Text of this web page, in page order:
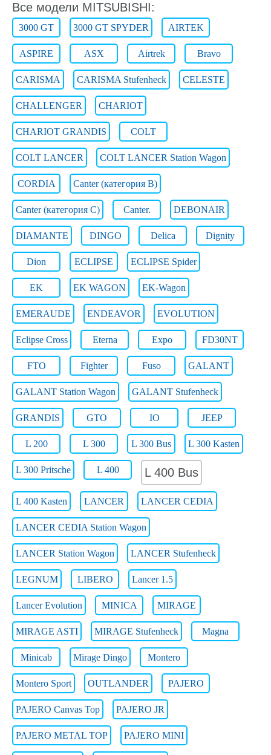
Все модели MITSUBISHI:
3000 GT 3000 GT SPYDER AIRTEK
ASPIRE ASX Airtrek Bravo
CARISMA CARISMA Stufenheck CELESTE
CHALLENGER CHARIOT
CHARIOT GRANDIS COLT
COLT LANCER COLT LANCER Station Wagon
CORDIA Canter (категория B)
Canter (категория C) Canter. DEBONAIR
DIAMANTE DINGO Delica Dignity
Dion ECLIPSE ECLIPSE Spider
EK EK WAGON EK-Wagon
EMERAUDE ENDEAVOR EVOLUTION
Eclipse Cross Eterna Expo FD30NT
FTO Fighter Fuso GALANT
GALANT Station Wagon GALANT Stufenheck
GRANDIS GTO IO JEEP
L 200 L 300 L 300 Bus L 300 Kasten
L 300 Pritsche L 400 L 400 Bus
L 400 Kasten LANCER LANCER CEDIA
LANCER CEDIA Station Wagon
LANCER Station Wagon LANCER Stufenheck
LEGNUM LIBERO Lancer 1.5
Lancer Evolution MINICA MIRAGE
MIRAGE ASTI MIRAGE Stufenheck Magna
Minicab Mirage Dingo Montero
Montero Sport OUTLANDER PAJERO
PAJERO Canvas Top PAJERO JR
PAJERO METAL TOP PAJERO MINI